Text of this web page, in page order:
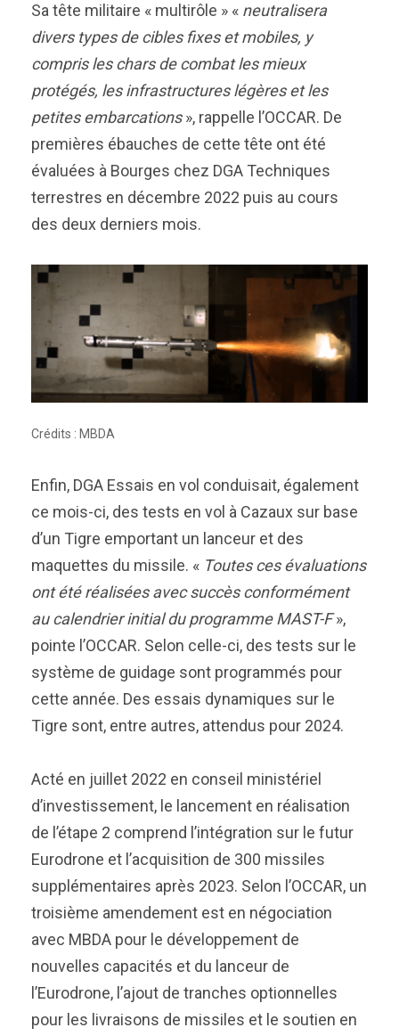
Sa tête militaire « multirôle » « neutralisera
divers types de cibles fixes et mobiles, y
compris les chars de combat les mieux
protégés, les infrastructures légères et les
petites embarcations», rappelle l’OCCAR. De
premières ébauches de cette tête ont été
évaluées à Bourges chez DGA Techniques
terrestres en décembre 2022 puis au cours
des deux derniers mois.
Crédits : MBDA
Enfin, DGA Essais en vol conduisait, également
ce mois-ci, des tests en vol à Cazaux sur base
d’un Tigre emportant un lanceur et des
maquettes du missile. « Toutes ces évaluations
ont été réalisées avec succès conformément
au calendrier initial du programme MAST-F»,
pointe l’OCCAR. Selon celle-ci, des tests sur le
système de guidage sont programmés pour
cette année. Des essais dynamiques sur le
Tigre sont, entre autres, attendus pour 2024.
Acté en juillet 2022 en conseil ministériel
d’investissement, le lancement en réalisation
de l’étape 2 comprend l’intégration sur le futur
Eurodrone et l’acquisition de 300 missiles
supplémentaires après 2023. Selon l’OCCAR, un
troisième amendement est en négociation
avec MBDA pour le développement de
nouvelles capacités et du lanceur de
l’Eurodrone, l’ajout de tranches optionnelles
pour les livraisons de missiles et le soutien en